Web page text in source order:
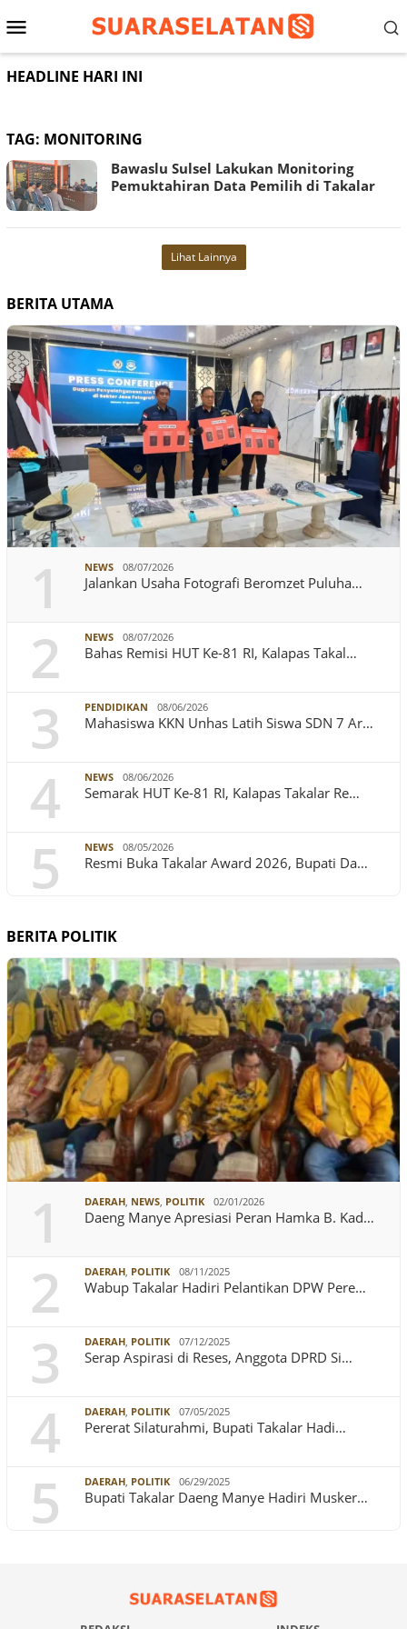
ke
Menu
Mobile
HEADLINE HARI INI
TAG: MONITORING
Bawaslu Sulsel Lakukan Monitoring
Pemuktahiran Data Pemilih di Takalar
Lihat Lainnya
BERITA UTAMA
1 NEWS 08/07/2026
Jalankan Usaha Fotografi Beromzet Puluha…
2 NEWS 08/07/2026
Bahas Remisi HUT Ke-81 RI, Kalapas Takal…
3 PENDIDIKAN 08/06/2026
Mahasiswa KKN Unhas Latih Siswa SDN 7 Ar…
4 NEWS 08/06/2026
Semarak HUT Ke-81 RI, Kalapas Takalar Re…
5 NEWS 08/05/2026
Resmi Buka Takalar Award 2026, Bupati Da…
BERITA POLITIK
1 DAERAH, NEWS, POLITIK 02/01/2026
Daeng Manye Apresiasi Peran Hamka B. Kad…
2 DAERAH, POLITIK 08/11/2025
Wabup Takalar Hadiri Pelantikan DPW Pere…
3 DAERAH, POLITIK 07/12/2025
Serap Aspirasi di Reses, Anggota DPRD Si…
4 DAERAH, POLITIK 07/05/2025
Pererat Silaturahmi, Bupati Takalar Hadi…
5 DAERAH, POLITIK 06/29/2025
Bupati Takalar Daeng Manye Hadiri Musker…